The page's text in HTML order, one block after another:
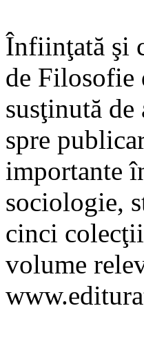
Înfiinţată şi
de Filosofie
susţinută
spre
importante
sociologie,
cinci
volume